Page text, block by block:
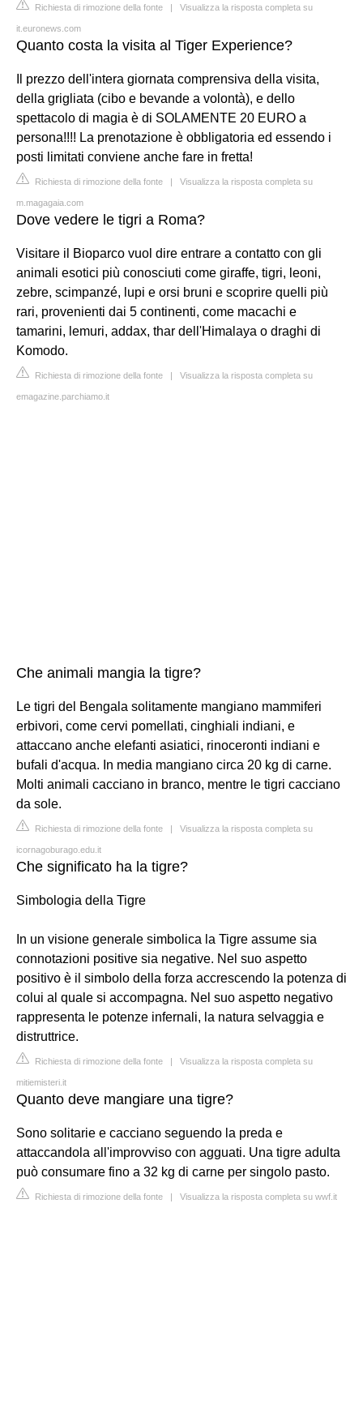
Richiesta di rimozione della fonte | Visualizza la risposta completa su
it.euronews.com
Quanto costa la visita al Tiger Experience?
Il prezzo dell'intera giornata comprensiva della visita,
della grigliata (cibo e bevande a volontà), e dello
spettacolo di magia è di SOLAMENTE 20 EURO a
persona!!!! La prenotazione è obbligatoria ed essendo i
posti limitati conviene anche fare in fretta!
Richiesta di rimozione della fonte | Visualizza la risposta completa su
m.magagaia.com
Dove vedere le tigri a Roma?
Visitare il Bioparco vuol dire entrare a contatto con gli
animali esotici più conosciuti come giraffe, tigri, leoni,
zebre, scimpanzé, lupi e orsi bruni e scoprire quelli più
rari, provenienti dai 5 continenti, come macachi e
tamarini, lemuri, addax, thar dell'Himalaya o draghi di
Komodo.
Richiesta di rimozione della fonte | Visualizza la risposta completa su
emagazine.parchiamo.it
Che animali mangia la tigre?
Le tigri del Bengala solitamente mangiano mammiferi
erbivori, come cervi pomellati, cinghiali indiani, e
attaccano anche elefanti asiatici, rinoceronti indiani e
bufali d'acqua. In media mangiano circa ​20 kg di carne.
Molti animali cacciano in branco, mentre le tigri ​cacciano
da sole.
Richiesta di rimozione della fonte | Visualizza la risposta completa su
icornagoburago.edu.it
Che significato ha la tigre?
Simbologia della Tigre
In un visione generale simbolica la Tigre assume sia
connotazioni positive sia negative. Nel suo aspetto
positivo è il simbolo della forza accrescendo la potenza di
colui al quale si accompagna. Nel suo aspetto negativo
rappresenta le potenze infernali, la natura selvaggia e
distruttrice.
Richiesta di rimozione della fonte | Visualizza la risposta completa su
mitiemisteri.it
Quanto deve mangiare una tigre?
Sono solitarie e cacciano seguendo la preda e
attaccandola all'improvviso con agguati. Una tigre adulta
può consumare fino a 32 kg di carne per singolo pasto.
Richiesta di rimozione della fonte | Visualizza la risposta completa su wwf.it